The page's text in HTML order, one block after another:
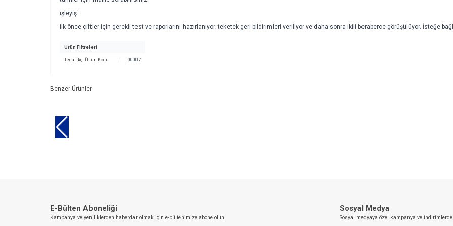
işleyiş:
ilk önce çiftler için gerekli test ve raporlarını hazırlanıyor; teketek geri bildirimleri veriliyor ve daha sonra ikili beraberce görüşülüyor. İsteğe
Ürün Filtreleri
Tedarikçi Ürün Kodu : 00007
Benzer Ürünler
E-Bülten Aboneliği
Kampanya ve yeniliklerden haberdar olmak için e-bültenimize abone olun!
Sosyal Medya
Sosyal medyaya özel kampanya ve